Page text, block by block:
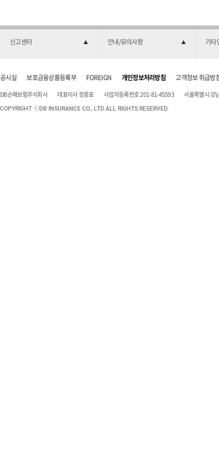
신고센터 안내/유의사항 기타
공시실 보호금융상품등록부 FOREIGN 개인정보처리방침 고객정보 취급방
DB손해보험주식회사 대표이사 정종표 사업자등록번호 201-81-45593 서울특별시 강
COPYRIGHT ⓒDB INSURANCE CO., LTD ALL RIGHTS RESERVED.